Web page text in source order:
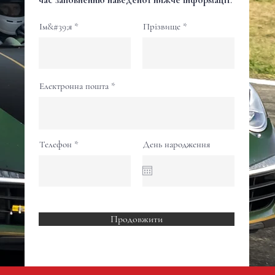
Ім&#39;я Прізвище
Електронна пошта
Телефон День народження
Продовжити